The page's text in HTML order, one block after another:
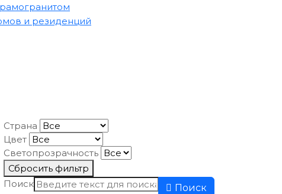
и резиденций
Страна
Цвет
Светопрозрачность
Сбросить фильтр
Поиск
Поиск